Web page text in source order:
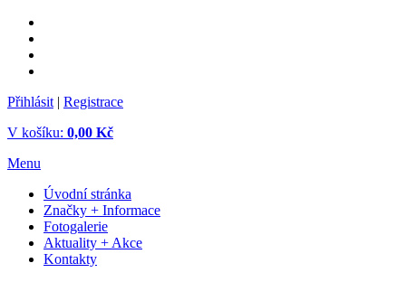
Přihlásit | Registrace
V košíku: 0,00 Kč
Menu
Úvodní stránka
Značky + Informace
Fotogalerie
Aktuality + Akce
Kontakty